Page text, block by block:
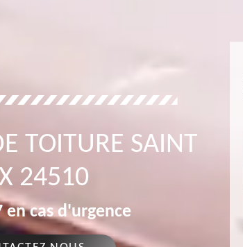
TOITURE SAINT
24510
cas d'urgence